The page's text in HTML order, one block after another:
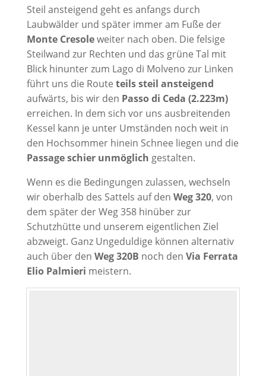
Steil ansteigend geht es anfangs durch
Laubwälder und später immer am Fuße der
Monte Cresoleweiter nach oben. Die felsige
Steilwand zur Rechten und das grüne Tal mit
Blick hinunter zum Lago di Molveno zur Linken
führt uns die Route teils steil ansteigend
aufwärts, bis wir den Passo di Ceda (2.223m)
erreichen. In dem sich vor uns ausbreitenden
Kessel kann je unter Umständen noch weit in
den Hochsommer hinein Schnee liegen und die
Passage schier unmöglich gestalten.
Wenn es die Bedingungen zulassen, wechseln
wir oberhalb des Sattels auf den Weg 320, von
dem später der Weg 358 hinüber zur
Schutzhütte und unserem eigentlichen Ziel
abzweigt. Ganz Ungeduldige können alternativ
auch über den Weg 320B noch den Via Ferrata
Elio Palmieri meistern.